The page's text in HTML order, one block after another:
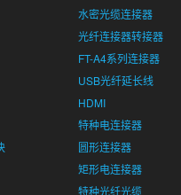
水密光缆连接器
光纤连接器转接器
FT-A4系列连接器
USB光纤延长线
HDMI
特种电连接器
圆形连接器
矩形电连接器
特种光纤光缆